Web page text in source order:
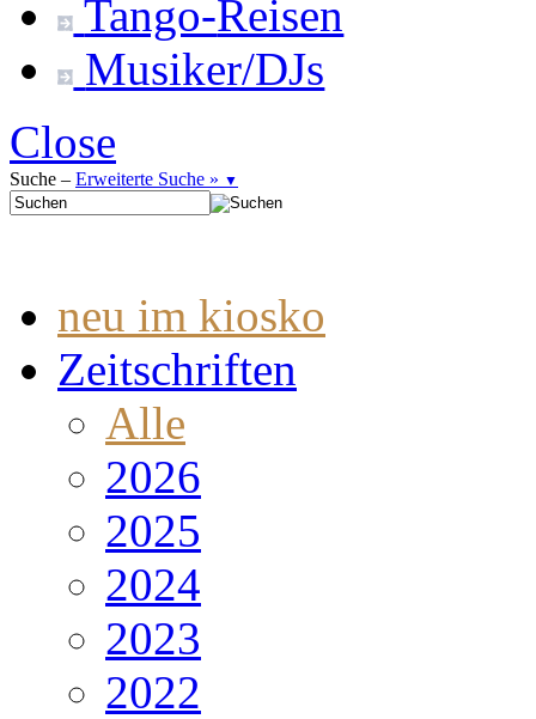
Tango-Reisen
Musiker/DJs
Close
Suche – Erweiterte Suche » ▼
neu im kiosko
Zeitschriften
Alle
2026
2025
2024
2023
2022